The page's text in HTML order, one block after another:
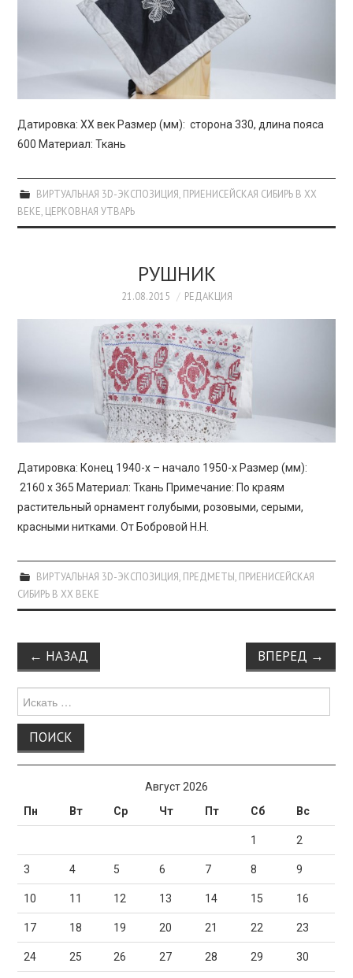
Датировка: XX век Размер (мм): сторона 330, длина пояса
600 Материал: Ткань
ВИРТУАЛЬНАЯ 3D-ЭКСПОЗИЦИЯ, ПРИЕНИСЕЙСКАЯ СИБИРЬ В XX
ВЕКЕ, ЦЕРКОВНАЯ УТВАРЬ
РУШНИК
21.08.2015 РЕДАКЦИЯ
Датировка: Конец 1940-х – начало 1950-х Размер (мм):
2160 х 365 Материал: Ткань Примечание: По краям
растительный орнамент голубыми, розовыми, серыми,
красными нитками. От Бобровой Н.Н.
ВИРТУАЛЬНАЯ 3D-ЭКСПОЗИЦИЯ, ПРЕДМЕТЫ, ПРИЕНИСЕЙСКАЯ
СИБИРЬ В XX ВЕКЕ
Навигация
по
записи
← НАЗАД ВПЕРЕД →
для:
Август 2026
Пн
Вт Ср Чт Пт Сб Вс
1 2
3 4 5 6 7 8 9
10 11 12 13 14 15 16
17 18 19 20 21 22 23
24 25 26 27 28 29 30